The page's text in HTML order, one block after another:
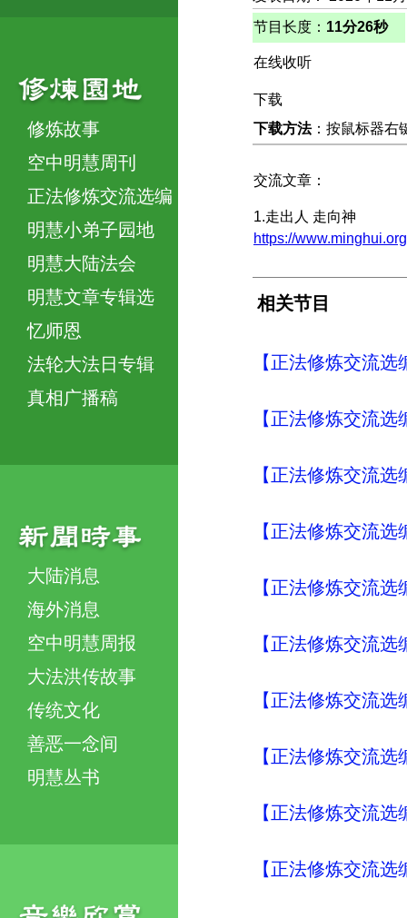
修炼故事
空中明慧周刊
正法修炼交流选编
明慧小弟子园地
明慧大陆法会
明慧文章专辑选
忆师恩
法轮大法日专辑
真相广播稿
大陆消息
海外消息
空中明慧周报
大法洪传故事
传统文化
善恶一念间
明慧丛书
节目长度： 11分26秒
在线收听
下载
下载方法：按鼠标器右
交流文章：
1.走出人 走向神
https://
相关节目
【正法修炼交流
【正法修炼交流
【正法修炼交流
【正法修炼交流
【正法修炼交流
【正法修炼交流
【正法修炼交流
【正法修炼交流
【正法修炼交流
【正法修炼交流